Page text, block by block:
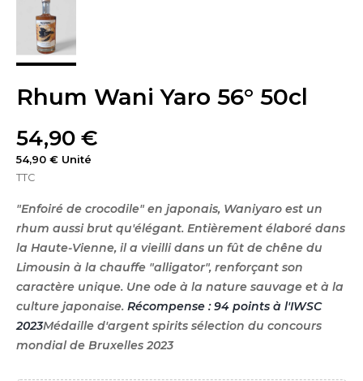
Rhum Wani Yaro 56° 50cl
54,90 €
54,90 € Unité
TTC
"Enfoiré de crocodile" en japonais, Waniyaro est un
rhum aussi brut qu'élégant. Entièrement élaboré dans
la Haute-Vienne, il a vieilli dans un fût de chêne du
Limousin à la chauffe "alligator", renforçant son
caractère unique. Une ode à la nature sauvage et à la
culture japonaise. Récompense : 94 points à l'IWSC
2023Médaille d'argent spirits sélection du concours
mondial de Bruxelles 2023